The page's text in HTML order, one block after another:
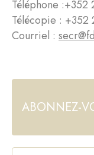
Téléphone :+352
Télécopie : +352
Courriel :
ABONNEZ-